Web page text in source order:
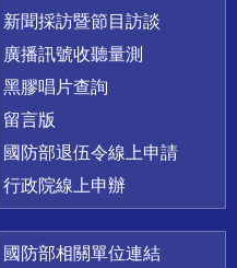
新聞採訪暨節目訪談
廣播訊號收聽量測
黑膠唱片查詢
留言版
國防部退伍令線上申請
行政院線上申辦
國防部相關單位連結